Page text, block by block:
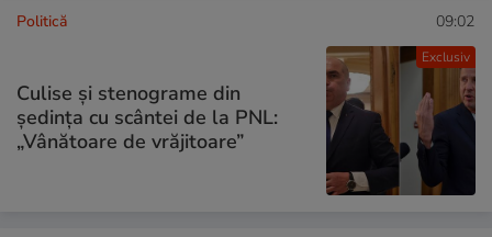
Exclusiv
Politică 09:02
Culise și stenograme din
ședința cu scântei de la PNL:
„Vânătoare de vrăjitoare”